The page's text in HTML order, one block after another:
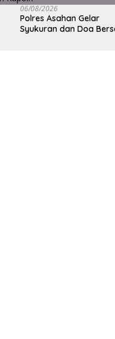
Tanjungpinang
06/08/2026
Polres Asahan Gelar
Syukuran dan Doa